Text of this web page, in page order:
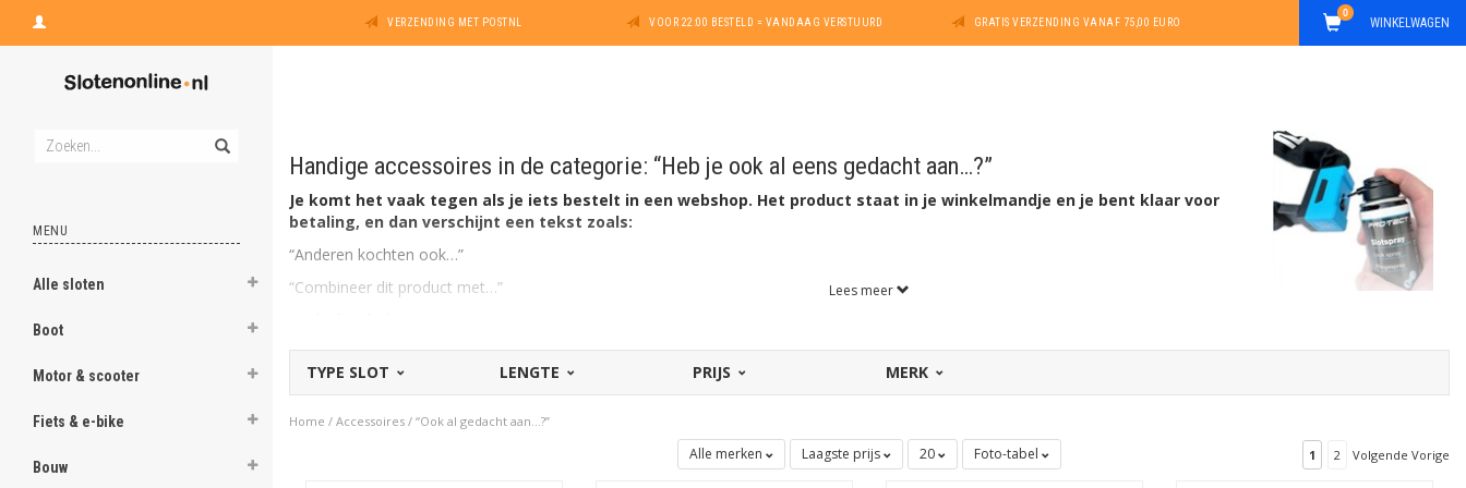
VERZENDING MET POSTNL VOOR 22:00 BESTELD = VANDAAG VERSTUURD GRATIS VERZENDING VANAF 75,00 EURO WINKELWAGEN
0
MENU
Alle sloten
Boot
Motor & scooter
Fiets & e-bike
Bouw
Handige accessoires in de categorie: “Heb je ook al eens gedacht aan…?”
Je komt het vaak tegen als je iets bestelt in een webshop. Het product staat in je winkelmandje en je bent klaar voor
betaling, en dan verschijnt een tekst zoals:
“Anderen kochten ook…”
“Combineer dit product met…”
“Niets gemist?”
“Maak je aankoop compleet…”
“Accessoires voor bij je nieuwe product”
Lees meer
TYPE SLOT LENGTE PRIJS MERK
Home / Accessoires / “Ook al gedacht aan…?”
Alle merken Laagste prijs 20 Foto-tabel 1 2 Volgende Vorige